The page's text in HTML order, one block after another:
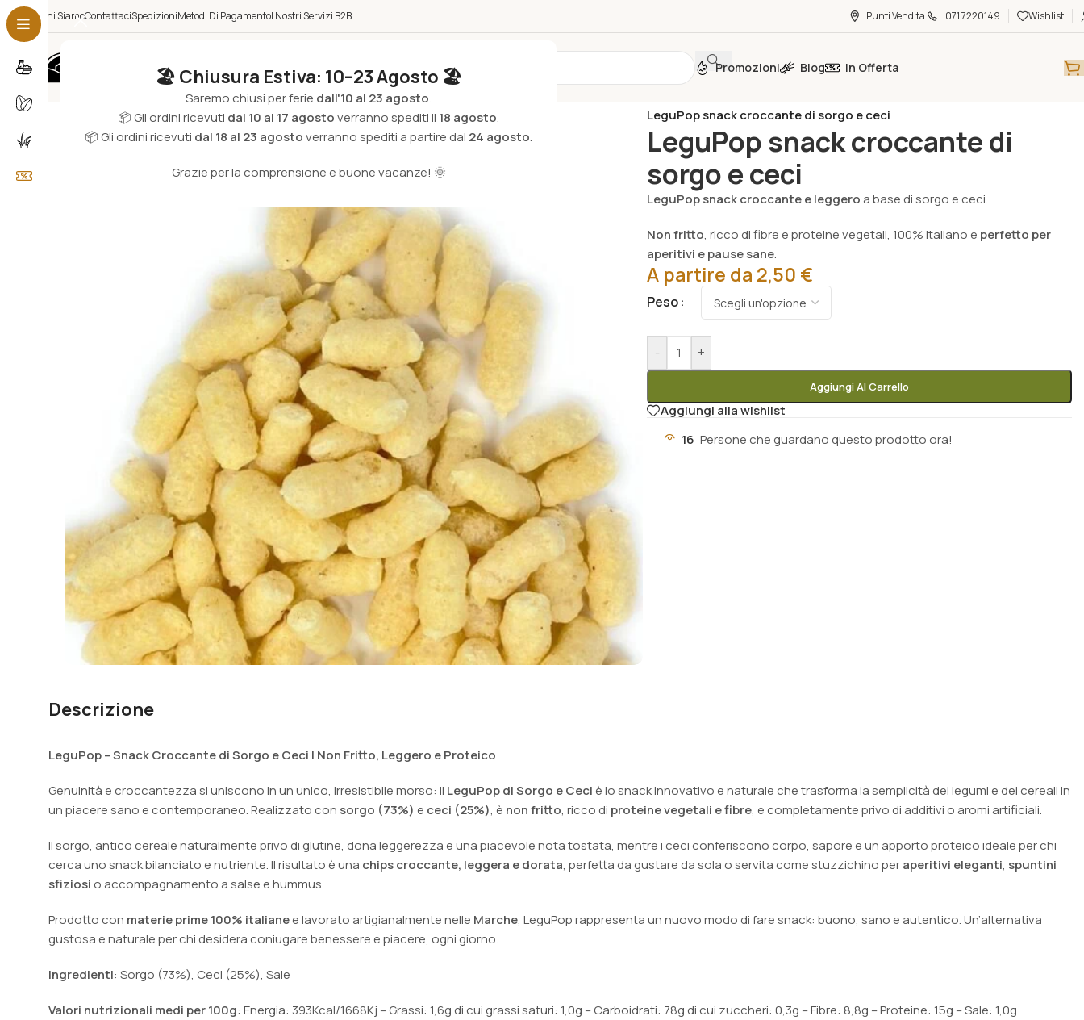
🏖️ Chiusura Estiva: 10–23 Agosto 🏖️
Saremo chiusi per ferie dall'10 al 23 agosto.
📦 Gli ordini ricevuti dal 10 al 17 agostoverranno spediti il 18 agosto.
📦 Gli ordini ricevuti dal 18 al 23 agostoverranno spediti a partire dal 24 agosto.
Grazie per la comprensione e buone vacanze! 🌞
Chi SiamoContattaciSpedizioniMetodi Di PagamentoI Nostri Servizi B2B Punti Vendita 071 7220149 Wishlist
Categorie Promozioni Blog In Offerta
LeguPop snack croccante di sorgo e ceci
LeguPop snack croccante di
sorgo e ceci
LeguPop snack croccante e leggero a base di sorgo e ceci.
Non fritto, ricco di fibre e proteine vegetali, 100% italiano e perfetto per
aperitivi e pause sane.
A partire da 2,50 €
Peso
- +
Aggiungi Al Carrello
Aggiungi alla wishlist
16 Persone che guardano questo prodotto ora!
Descrizione
LeguPop – Snack Croccante di Sorgo e Ceci | Non Fritto, Leggero e Proteico
Genuinità e croccantezza si uniscono in un unico, irresistibile morso: il LeguPop di Sorgo e Ceci è lo snack innovativo e naturale che trasforma la semplicità dei legumi e dei cereali in
un piacere sano e contemporaneo. Realizzato con sorgo (73%) e ceci (25%), è non fritto, ricco di proteine vegetali e fibre, e completamente privo di additivi o aromi artificiali.
Il sorgo, antico cereale naturalmente privo di glutine, dona leggerezza e una piacevole nota tostata, mentre i ceci conferiscono corpo, sapore e un apporto proteico ideale per chi
cerca uno snack bilanciato e nutriente. Il risultato è una chips croccante, leggera e dorata, perfetta da gustare da sola o servita come stuzzichino peraperitivi eleganti, spuntini
sfiziosi o accompagnamento a salse e hummus.
Prodotto con materie prime 100% italianee lavorato artigianalmente nelle Marche, LeguPop rappresenta un nuovo modo di fare snack: buono, sano e autentico. Un’alternativa
gustosa e naturale per chi desidera coniugare benessere e piacere, ogni giorno.
Ingredienti: Sorgo (73%), Ceci (25%), Sale
Valori nutrizionali medi per 100g: Energia: 393Kcal/1668Kj – Grassi: 1,6g di cui grassi saturi: 1,0g – Carboidrati: 78g di cui zuccheri: 0,3g – Fibre: 8,8g – Proteine: 15g – Sale: 1,0g